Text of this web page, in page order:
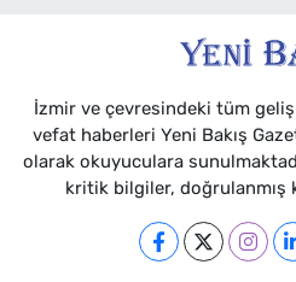
İzmir ve çevresindeki tüm
vefat haberleri Yeni Bakış
olarak okuyuculara
kritik bilgiler, doğrulanmış